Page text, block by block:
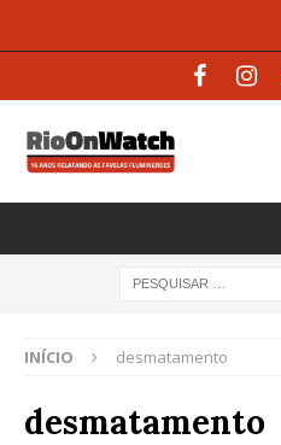
INÍCIO desmatamento
desmatamento